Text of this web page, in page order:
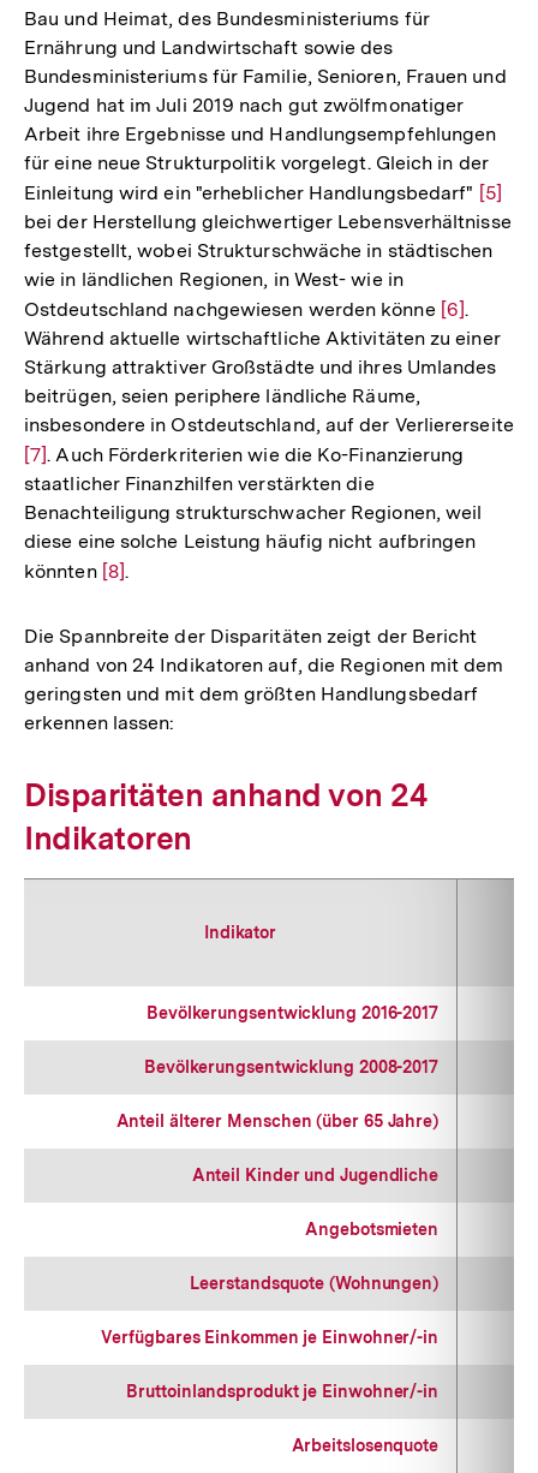
Bau und Heimat, des Bundesministeriums für
Ernährung und Landwirtschaft sowie des
Bundesministeriums für Familie, Senioren, Frauen und
Jugend hat im Juli 2019 nach gut zwölfmonatiger
Arbeit ihre Ergebnisse und Handlungsempfehlungen
für eine neue Strukturpolitik vorgelegt. Gleich in der
Einleitung wird ein "erheblicher Handlungsbedarf" Zur
der
[5]
bei der Herstellung gleichwertiger Lebensverhältnisse
festgestellt, wobei Strukturschwäche in städtischen
wie in ländlichen Regionen, in West- wie in
Ostdeutschland nachgewiesen werden könne Zur
Auflösung
der
[6].
Während aktuelle wirtschaftliche Aktivitäten zu einer
Stärkung attraktiver Großstädte und ihres Umlandes
beitrügen, seien periphere ländliche Räume,
insbesondere in Ostdeutschland, auf der Verliererseite
Zur
Auflösung
der
Fußnote
[7]. Auch Förderkriterien wie die Ko-Finanzierung
staatlicher Finanzhilfen verstärkten die
Benachteiligung strukturschwacher Regionen, weil
diese eine solche Leistung häufig nicht aufbringen
könnten Zur
der
Fußnote
[8].
Die Spannbreite der Disparitäten zeigt der Bericht
anhand von 24 Indikatoren auf, die Regionen mit dem
geringsten und mit dem größten Handlungsbedarf
erkennen lassen:
Disparitäten anhand von 24
Indikatoren
Indikator
Bevölkerungsentwicklung 2016-2017
Bevölkerungsentwicklung 2008-2017
Anteil älterer Menschen (über 65 Jahre)
Anteil Kinder und Jugendliche
Angebotsmieten
Leerstandsquote (Wohnungen)
Verfügbares Einkommen je Einwohner/-in
Bruttoinlandsprodukt je Einwohner/-in
Arbeitslosenquote